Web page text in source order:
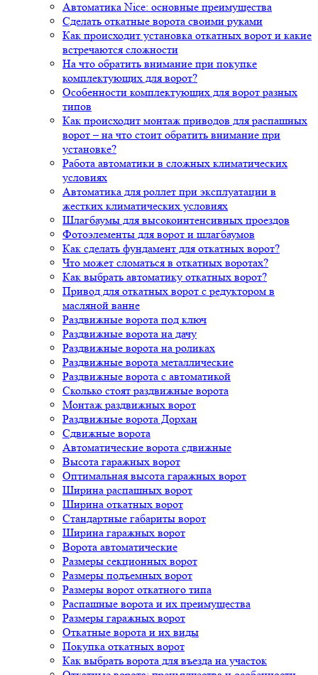
Автоматика Nice: основные преимущества
Сделать откатные ворота своими руками
Как происходит установка откатных ворот и какие
встречаются сложности
На что обратить внимание при покупке
комплектующих для ворот?
Особенности комплектующих для ворот разных
типов
Как происходит монтаж приводов для распашных
ворот – на что стоит обратить внимание при
установке?
Работа автоматики в сложных климатических
условиях
Автоматика для роллет при эксплуатации в
жестких климатических условиях
Шлагбаумы для высокоинтенсивных проездов
Фотоэлементы для ворот и шлагбаумов
Как сделать фундамент для откатных ворот?
Что может сломаться в откатных воротах?
Как выбрать автоматику откатных ворот?
Привод для откатных ворот с редуктором в
масляной ванне
Раздвижные ворота под ключ
Раздвижные ворота на дачу
Раздвижные ворота на роликах
Раздвижные ворота металлические
Раздвижные ворота с автоматикой
Сколько стоят раздвижные ворота
Монтаж раздвижных ворот
Раздвижные ворота Дорхан
Сдвижные ворота
Автоматические ворота сдвижные
Высота гаражных ворот
Оптимальная высота гаражных ворот
Ширина распашных ворот
Ширина откатных ворот
Стандартные габариты ворот
Ширина гаражных ворот
Ворота автоматические
Размеры секционных ворот
Размеры подъемных ворот
Размеры ворот откатного типа
Распашные ворота и их преимущества
Размеры гаражных ворот
Откатные ворота и их виды
Покупка откатных ворот
Как выбрать ворота для въезда на участок